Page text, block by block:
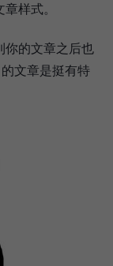
样式。
你的文章之后也
文章是挺有特